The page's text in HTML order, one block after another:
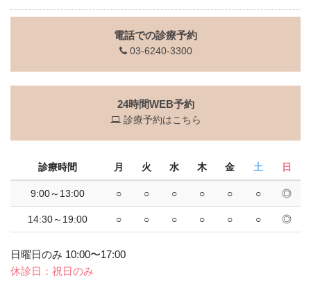
電話での診療予約
03-6240-3300
24時間WEB予約
診療予約はこちら
診療時間 月 火 水 木 金 土 日
9:00～13:00 ○ ○ ○ ○ ○ ○ ◎
14:30～19:00 ○ ○ ○ ○ ○ ○ ◎
日曜日のみ 10:00〜17:00
休診日：祝日のみ